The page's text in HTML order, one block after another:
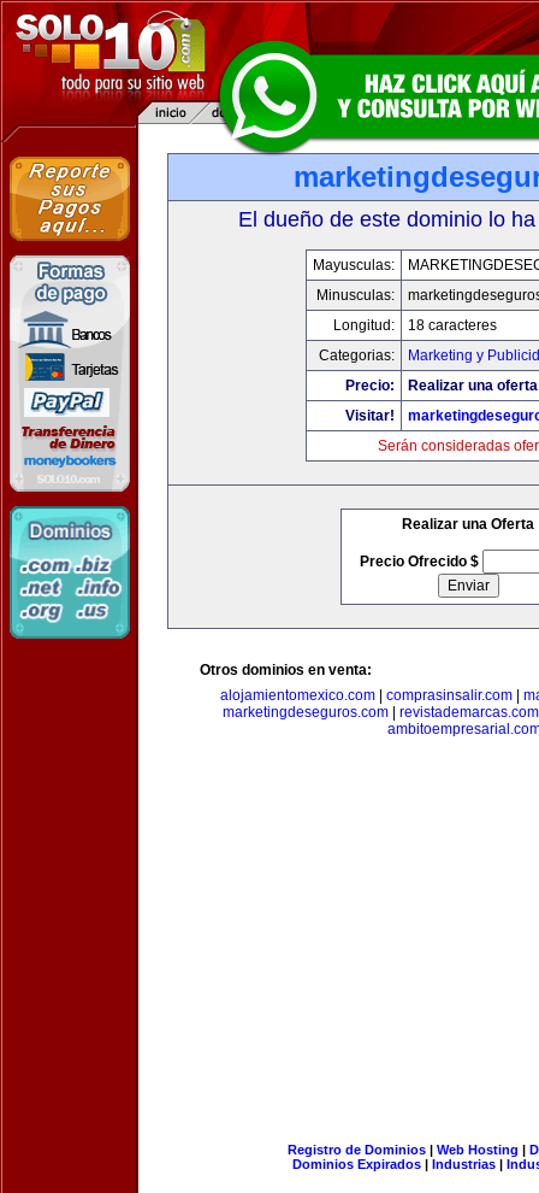
El dueño de este dominio lo
Mayusculas:
Minusculas:
Longitud:
18 caracteres
Categorias:
Marketing y
Precio:
Realizar una
Visitar!
Serán consideradas
Realizar una Oferta
Precio Ofrecido $
Otros dominios en venta:
alojamientomexico.com| comprasinsalir.com|
marketingdeseguros.com
revistademarcas.com
Registro de Dominios| Web Hosting |
Dominios Expirados | Industrias |